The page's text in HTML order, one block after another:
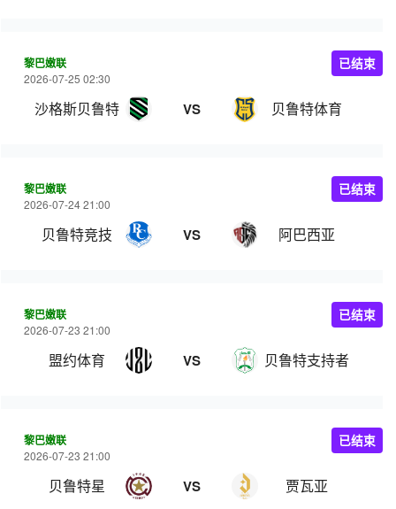
黎巴嫩联
2026-07-25 02:30
沙格斯贝鲁特 VS 贝鲁特体育
已结束
黎巴嫩联
2026-07-24 21:00
贝鲁特竞技 VS 阿巴西亚
已结束
黎巴嫩联
2026-07-23 21:00
盟约体育 VS 贝鲁特支持者
已结束
黎巴嫩联
2026-07-23 21:00
贝鲁特星 VS 贾瓦亚
已结束